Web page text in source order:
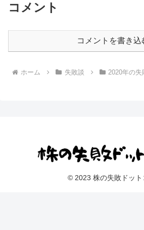
コメント
コメントを書き込
ホーム 失敗談 2020年の失
© 2023 株の失敗ドット